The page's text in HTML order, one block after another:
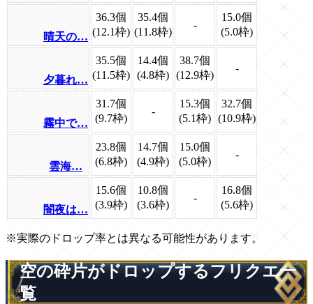
晴天の…
36.3個
(12.1枠)
35.4個
(11.8枠)
-
15.0個
(5.0枠)
夕暮れ…
35.5個
(11.5枠)
14.4個
(4.8枠)
38.7個
(12.9枠)
-
霧中で…
31.7個
(9.7枠)
-
15.3個
(5.1枠)
32.7個
(10.9枠)
雲海…
23.8個
(6.8枠)
14.7個
(4.9枠)
15.0個
(5.0枠)
-
闇夜は…
15.6個
(3.9枠)
10.8個
(3.6枠)
-
16.8個
(5.6枠)
※実際のドロップ率とは異なる可能性があります。
空の砕片がドロップするフリクエ一
覧